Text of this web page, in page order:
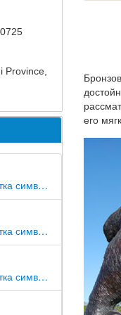
Province,
куплю городская статуэтка символ собака в дом
куплю городская статуэтка символ собака в метро москвы
куплю городская статуэтка символ собака на площади революции
и
литье
Купить
его